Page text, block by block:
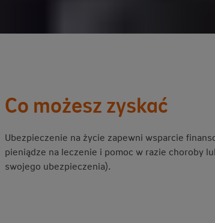
Co możesz zyskać
Ubezpieczenie na życie zapewni wsparcie
pieniądze na leczenie i pomoc w razie choroby
swojego ubezpieczenia).